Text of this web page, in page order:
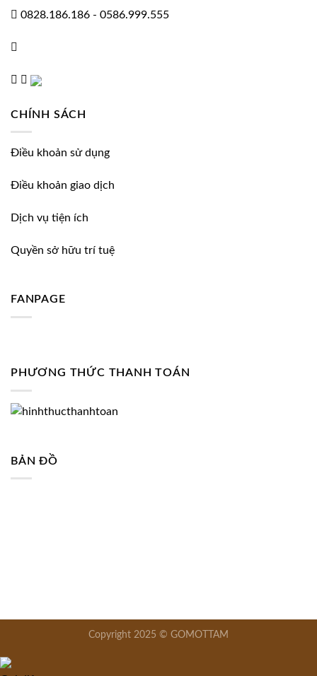
0828.186.186 - 0586.999.555
CHÍNH SÁCH
Điều khoản sử dụng
Điều khoản giao dịch
Dịch vụ tiện ích
Quyền sở hữu trí tuệ
FANPAGE
PHƯƠNG THỨC THANH TOÁN
BẢN ĐỒ
Copyright 2025 © GOMOTTAM